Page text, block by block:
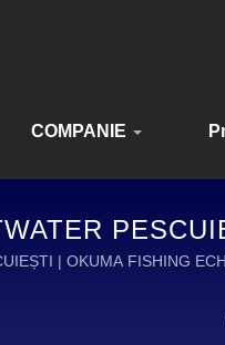
COMPANIE
PROIECTATE
| OKUMA FISHING